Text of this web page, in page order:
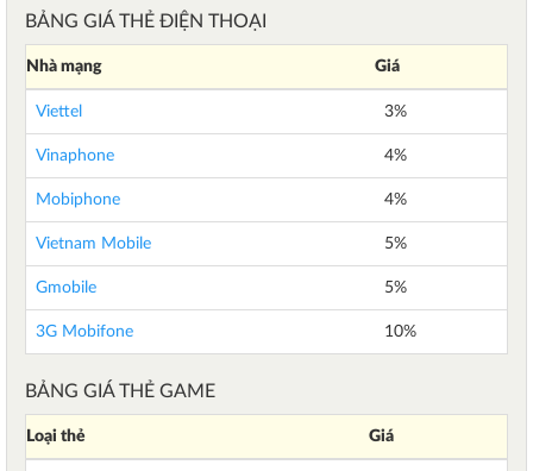
BẢNG GIÁ THẺ ĐIỆN THOẠI
Nhà mạng Giá
Viettel 3%
Vinaphone 4%
Mobiphone 4%
Vietnam Mobile 5%
Gmobile 5%
3G Mobifone 10%
BẢNG GIÁ THẺ GAME
Loại thẻ Giá